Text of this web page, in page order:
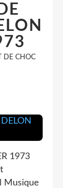
DE CHOC
1973
Musique